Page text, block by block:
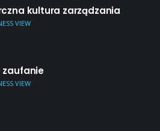
kultura zarządzania
VIEW
zaufanie
VIEW